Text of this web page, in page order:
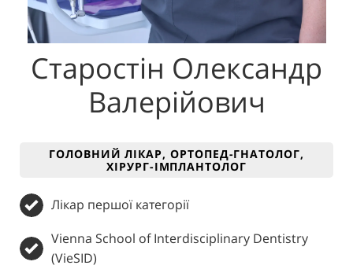
Старостін Олександр
Валерійович
ГОЛОВНИЙ ЛІКАР, ОРТОПЕД-ГНАТОЛОГ,
ХІРУРГ-ІМПЛАНТОЛОГ
Лікар першої категорії
Vienna School of Interdisciplinary Dentistry
(VieSID)